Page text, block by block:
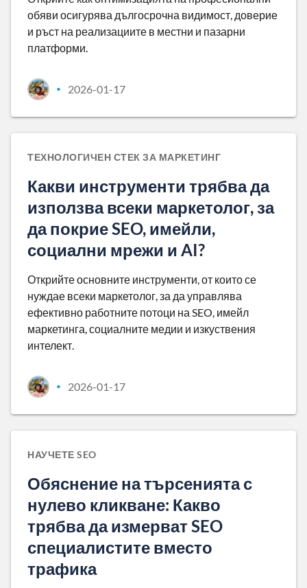
обяви осигурява дългосрочна видимост, доверие
и ръст на реализациите в местни и пазарни
платформи.
• 2026-01-17
ТЕХНОЛОГИЧЕН СТЕК ЗА МАРКЕТИНГ
Какви инструменти трябва да
използва всеки маркетолог, за
да покрие SEO, имейли,
социални мрежи и AI?
Открийте основните инструменти, от които се
нуждае всеки маркетолог, за да управлява
ефективно работните потоци на SEO, имейл
маркетинга, социалните медии и изкуствения
интелект.
• 2026-01-17
НАУЧЕТЕ SEO
Обяснение на търсенията с
нулево кликване: Какво
трябва да измерват SEO
специалистите вместо
трафика